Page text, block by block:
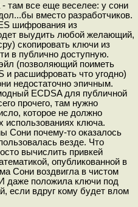
там все еще веселее: у сони
вместо разработчиков.
шифрования из
выудить любой желающий,
скопировать ключи из
в публично доступную.
(позволяющий поиметь
расшифровать что угодно)
недостаточно эпичным.
ECDSA для публичной
прочего, там нужно
которое не должно
использованиях ключа.
Сони почему-то оказалось
везде. Что
вычислить привкей
опубликованной в
Сони воздвигла в чистом
даже положила ключи под
если вдруг кому будет влом